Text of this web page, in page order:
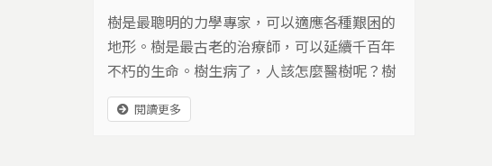
樹是最聰明的力學專家，可以適應各種艱困的
地形。樹是最古老的治療師，可以延續千百年
不朽的生命。樹生病了，人該怎麼醫樹呢？樹
醫生劉東啟總是說，不是我在醫樹，是樹在教
我種樹。
閱讀更多